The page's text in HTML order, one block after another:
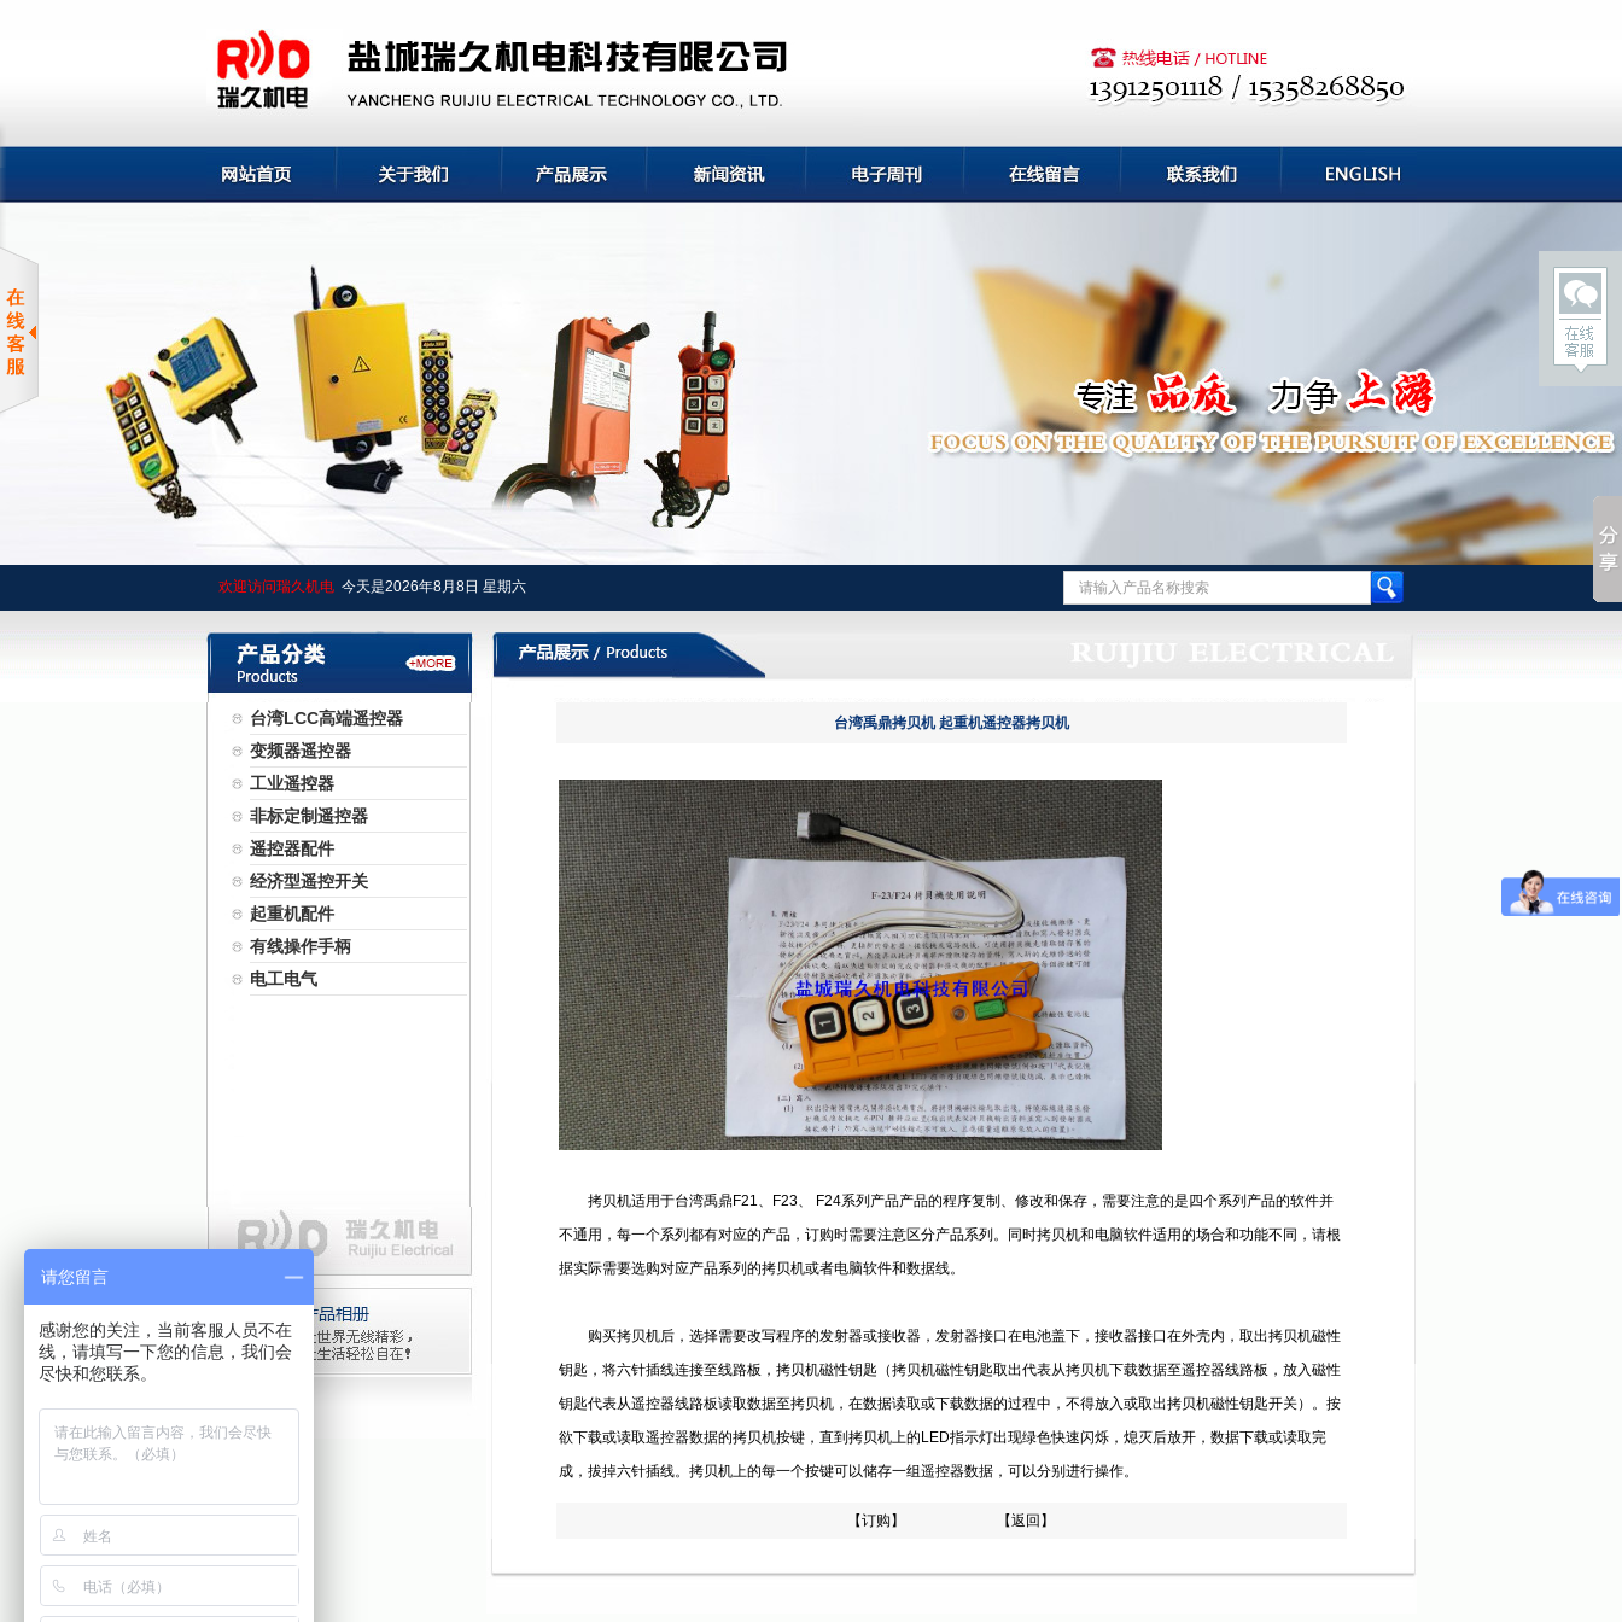
欢迎访问瑞久机电 今天是2026年8月 8日 星期六
台湾LCC高端遥控器
变频器遥控器
工业遥控器
非标定制遥控器
遥控器配件
经济型遥控开关
起重机配件
有线操作手柄
电工电气
台湾禹鼎拷贝机 起重机遥控器拷贝机
拷贝机适用于台湾禹鼎F21、F23、 F24系列产品产品的程序复制、修改和保存，需要注意的是四个系列产品的软件并
不通用，每一个系列都有对应的产品，订购时需要注意区分产品系列。同时拷贝机和电脑软件适用的场合和功能不同，请根
据实际需要选购对应产品系列的拷贝机或者电脑软件和数据线。
购买拷贝机后，选择需要改写程序的发射器或接收器，发射器接口在电池盖下，接收器接口在外壳内，取出拷贝机磁性
钥匙，将六针插线连接至线路板，拷贝机磁性钥匙（拷贝机磁性钥匙取出代表从拷贝机下载数据至遥控器线路板，放入磁性
钥匙代表从遥控器线路板读取数据至拷贝机，在数据读取或下载数据的过程中，不得放入或取出拷贝机磁性钥匙开关）。按
欲下载或读取遥控器数据的拷贝机按键，直到拷贝机上的LED指示灯出现绿色快速闪烁，熄灭后放开，数据下载或读取完
成，拔掉六针插线。拷贝机上的每一个按键可以储存一组遥控器数据，可以分别进行操作。
【订购】 【返回】
请您留言
感谢您的关注，当前客服人员不在
线，请填写一下您的信息，我们会
尽快和您联系。